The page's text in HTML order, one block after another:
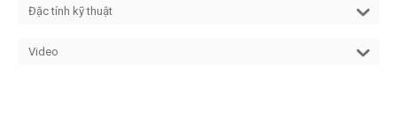
Đặc tính kỹ thuật
Video